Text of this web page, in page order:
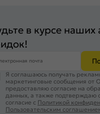
Заглушки для
чашки для
Букле
Сертифицирован для РФ по
Наивысшие классы по
в курсе наших
почта
Я соглашаюсь получать
маркетинговые сообщения от
предоставляю согласие на
данных, а также подтверждаю
согласие с Политикой
Пользовательским